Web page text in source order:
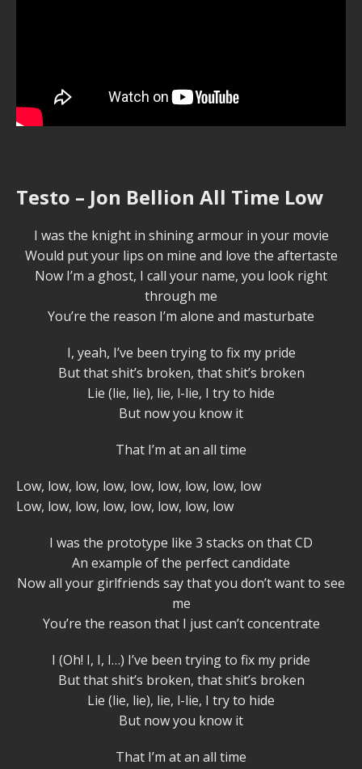
Testo – Jon Bellion All Time Low
I was the knight in shining armour in your movie
Would put your lips on mine and love the aftertaste
Now I’m a ghost, I call your name, you look right
through me
You’re the reason I’m alone and masturbate
I, yeah, I’ve been trying to fix my pride
But that shit’s broken, that shit’s broken
Lie (lie, lie), lie, l-lie, I try to hide
But now you know it
That I’m at an all time
Low, low, low, low, low, low, low, low, low
Low, low, low, low, low, low, low, low
I was the prototype like 3 stacks on that CD
An example of the perfect candidate
Now all your girlfriends say that you don’t want to see
me
You’re the reason that I just can’t concentrate
I (Oh! I, I, I…) I’ve been trying to fix my pride
But that shit’s broken, that shit’s broken
Lie (lie, lie), lie, l-lie, I try to hide
But now you know it
That I’m at an all time